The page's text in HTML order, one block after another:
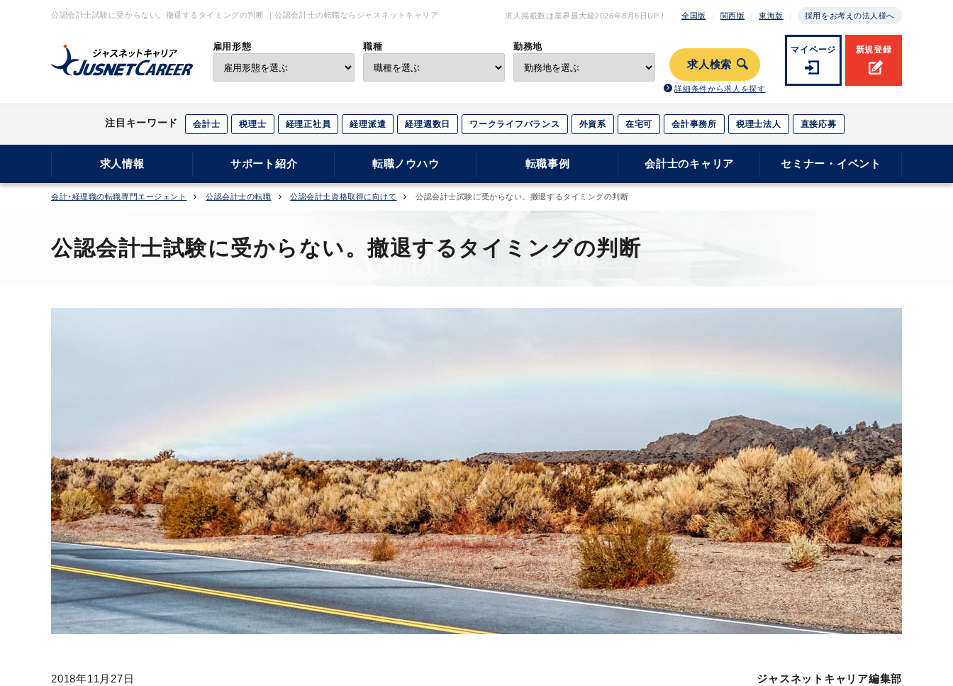
公認会計士試験に受からない。撤退するタイミングの判断 ｜公認会計士の転職ならジャスネットキャリア 求人掲載数は業界最大級2026年8月6日 UP！ 全国版 関西版 東海版 採用をお考えの法人様へ
雇用形態 職種 勤務地
求人検索
詳細条件から求人を探す
マイページ 新規登録
注目キーワード 会計士 税理士 経理正社員 経理派遣 経理週数日 ワークライフバランス 外資系 在宅可 会計事務所 税理士法人 直接応募
求人情報 サポート紹介 転職ノウハウ 転職事例 会計士のキャリア セミナー・イベント
会計･経理職の転職専門エージェント 公認会計士の転職 公認会計士資格取得に向けて 公認会計士試験に受からない。撤退するタイミングの判断
公認会計士試験に受からない。撤退するタイミングの判断
2018年11月27日 ジャスネットキャリア編集部